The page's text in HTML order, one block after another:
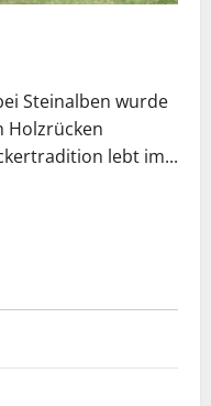
Steinalben wurde
Holzrücken
lebt im...